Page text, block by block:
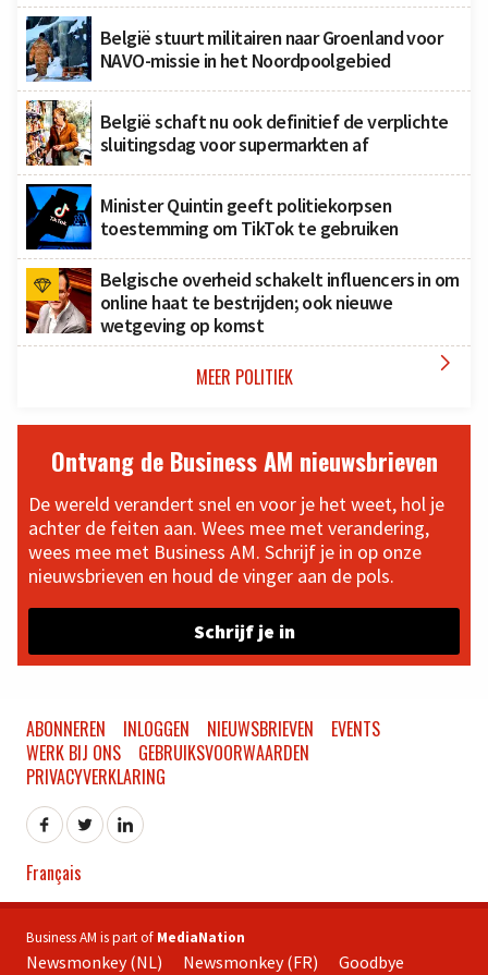
België stuurt militairen naar Groenland voor
NAVO-missie in het Noordpoolgebied
België schaft nu ook definitief de verplichte
sluitingsdag voor supermarkten af
Minister Quintin geeft politiekorpsen
toestemming om TikTok te gebruiken
Belgische overheid schakelt influencers in om
online haat te bestrijden; ook nieuwe
wetgeving op komst
MEER POLITIEK 
Ontvang de Business AM nieuwsbrieven
De wereld verandert snel en voor je het weet, hol je
achter de feiten aan. Wees mee met verandering,
wees mee met Business AM. Schrijf je in op onze
nieuwsbrieven en houd de vinger aan de pols.
Schrijf je in
ABONNEREN INLOGGEN NIEUWSBRIEVEN
EVENTS
WERK BIJ ONS
GEBRUIKSVOORWAARDEN
PRIVACYVERKLARING
Français
Business AM is part of MediaNation
Newsmonkey (NL) Newsmonkey (FR) Goodbye